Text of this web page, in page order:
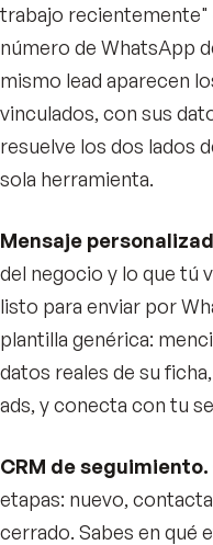
trabajo recientemente"
número de WhatsApp
mismo lead aparecen
vinculados, con sus
resuelve los dos lados
sola herramienta.
Mensaje
del negocio y lo que tú
listo para enviar por
plantilla genérica:
datos reales de su
ads, y conecta con tu
CRM de seguimiento.
etapas: nuevo,
cerrado. Sabes en qué